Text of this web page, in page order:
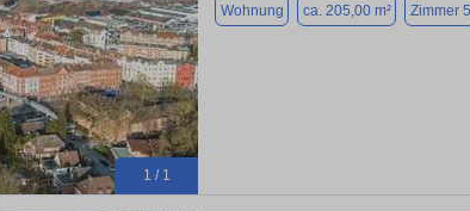
1 / 1
Wohnung ca. 205,00 m² Zimmer 5